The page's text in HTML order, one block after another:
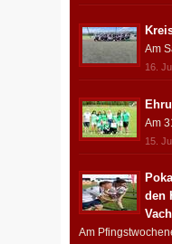
Am
16.
Am
15.
den
Am